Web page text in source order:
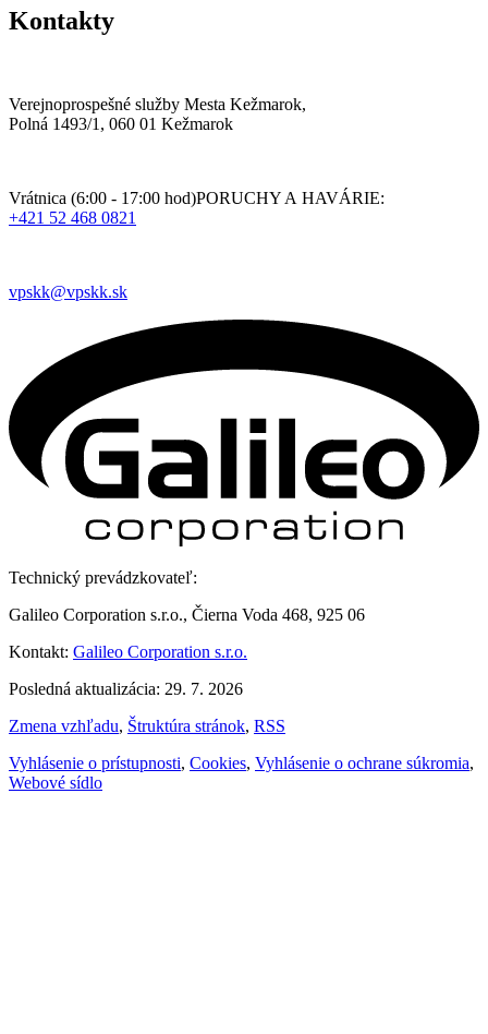
Kontakty
Verejnoprospešné služby Mesta Kežmarok,
Polná 1493/1, 060 01 Kežmarok
Vrátnica (6:00 - 17:00 hod)PORUCHY A HAVÁRIE:
+421 52 468 0821
vpskk@vpskk.sk
Technický prevádzkovateľ:
Galileo Corporation s.r.o., Čierna Voda 468, 925 06
Kontakt: Galileo Corporation s.r.o.
Posledná aktualizácia: 29. 7. 2026
Zmena vzhľadu, Štruktúra stránok, RSS
Vyhlásenie o prístupnosti, Cookies, Vyhlásenie o ochrane súkromia,
Webové sídlo